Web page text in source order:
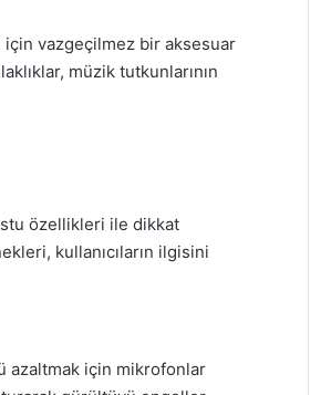
için vazgeçilmez bir aksesuar
müzik tutkunlarının
özellikleri ile dikkat
kullanıcıların ilgisini
azaltmak için mikrofonlar